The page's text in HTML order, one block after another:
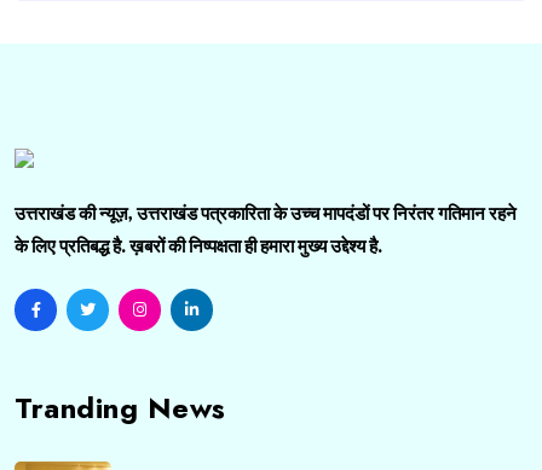
उत्तराखंड की न्यूज़, उत्तराखंड पत्रकारिता के उच्च मापदंडों पर निरंतर गतिमान रहने
के लिए प्रतिबद्ध है. ख़बरों की निष्पक्षता ही हमारा मुख्य उद्देश्य है.
Tranding News